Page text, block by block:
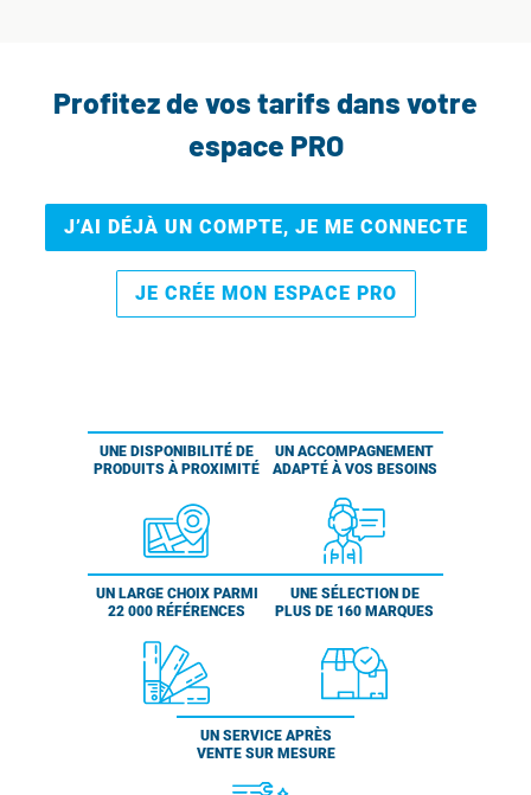
Profitez de vos tarifs dans votre
espace PRO
J’AI DÉJÀ UN COMPTE, JE ME CONNECTE
JE CRÉE MON ESPACE PRO
UNE DISPONIBILITÉ DE
PRODUITS À PROXIMITÉ
UN ACCOMPAGNEMENT
ADAPTÉ À VOS BESOINS
UN LARGE CHOIX PARMI
22 000 RÉFÉRENCES
UNE SÉLECTION DE
PLUS DE 160 MARQUES
UN SERVICE APRÈS
VENTE SUR MESURE